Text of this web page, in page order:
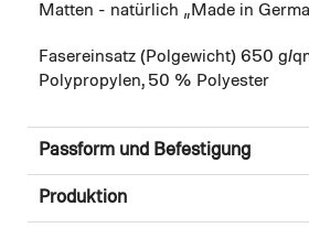
Matten - natürlich „Made in
Fasereinsatz (Polgewicht) 650 g/
Polypropylen, 50 % Polyester
Passform und Befestigung
Produktion